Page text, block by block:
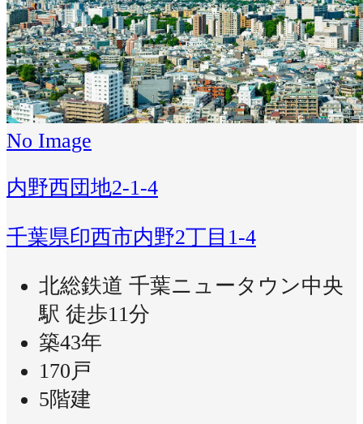
No Image
内野西団地2-1-4
千葉県印西市内野2丁目1-4
北総鉄道 千葉ニュータウン中央
駅 徒歩11分
築43年
170戸
5階建